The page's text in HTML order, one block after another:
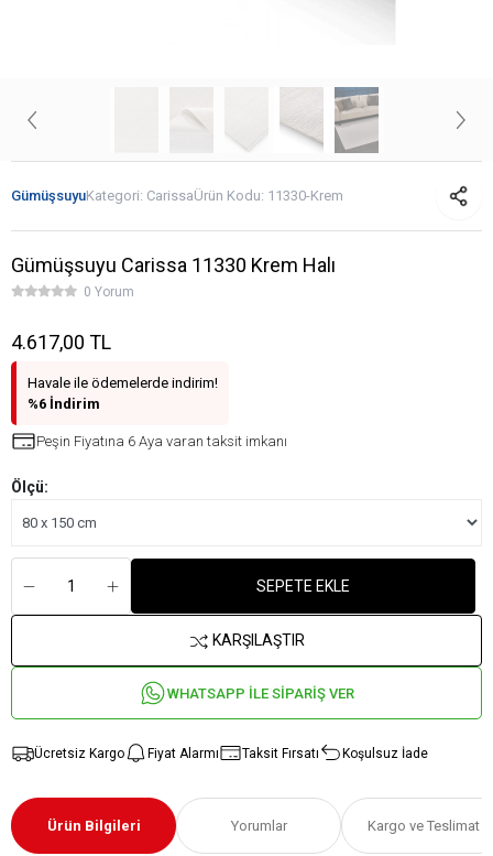
GümüşsuyuKategori: CarissaÜrün Kodu: 11330-Krem
Gümüşsuyu Carissa 11330 Krem Halı
0 Yorum
4.617,00 TL
Havale ile ödemelerde indirim!
%6 İndirim
Peşin Fiyatına 6 Aya varan taksit imkanı
Ölçü:
SEPETE EKLE
KARŞILAŞTIR
WHATSAPP İLE SİPARİŞ VER
Ücretsiz Kargo Fiyat Alarmı Taksit Fırsatı Koşulsuz İade
Ürün Bilgileri Yorumlar Kargo ve Teslimat